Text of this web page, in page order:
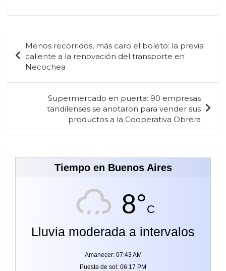
de
entradas
Menos recorridos, más caro el boleto: la previa
caliente a la renovación del transporte en
Necochea
Supermercado en puerta: 90 empresas
tandilenses se anotaron para vender sus
productos a la Cooperativa Obrera
Tiempo en Buenos Aires
8°C
Lluvia moderada a intervalos
Amanecer: 07:43 AM
Puesta de sol: 06:17 PM